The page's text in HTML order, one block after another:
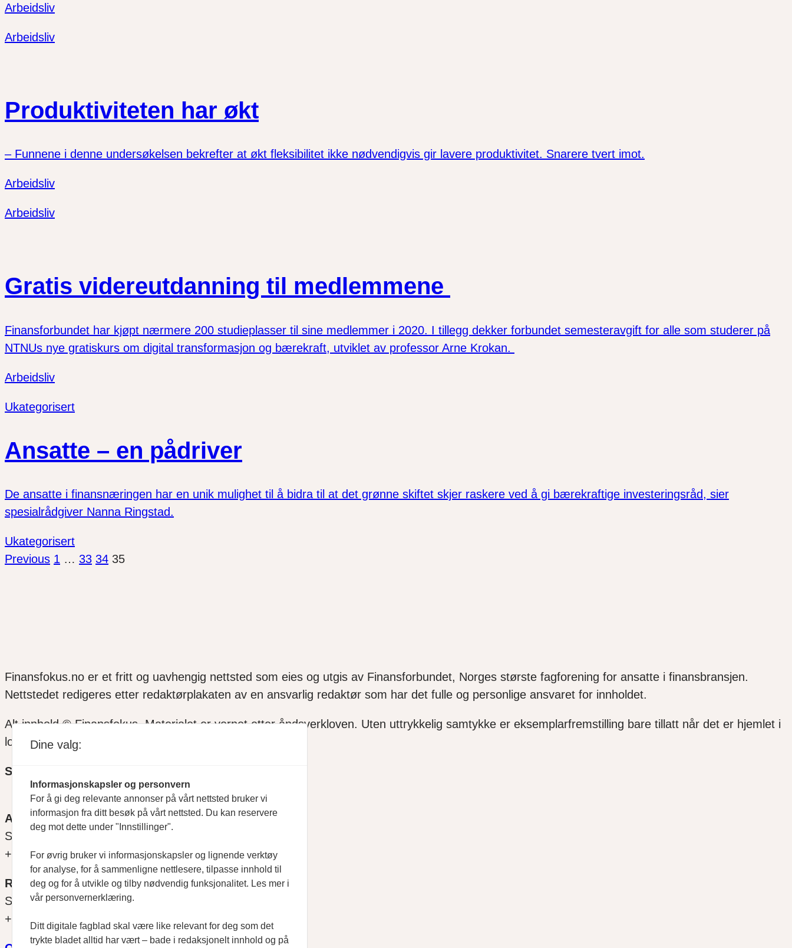
Arbeidsliv
Arbeidsliv
Produktiviteten har økt
– Funnene i denne undersøkelsen bekrefter at økt fleksibilitet ikke nødvendigvis gir lavere produktivitet. Snarere tvert imot.
Arbeidsliv
Arbeidsliv
Gratis videreutdanning til medlemmene
Finansforbundet har kjøpt nærmere 200 studieplasser til sine medlemmer i 2020. I tillegg dekker forbundet semesteravgift for alle som studerer på
NTNUs nye gratiskurs om digital transformasjon og bærekraft, utviklet av professor Arne Krokan.
Arbeidsliv
Ukategorisert
Ansatte – en pådriver
De ansatte i finansnæringen har en unik mulighet til å bidra til at det grønne skiftet skjer raskere ved å gi bærekraftige investeringsråd, sier
spesialrådgiver Nanna Ringstad.
Ukategorisert
Previous 1 … 33 34 35
Finansfokus.no er et fritt og uavhengig nettsted som eies og utgis av Finansforbundet, Norges største fagforening for ansatte i finansbransjen.
Nettstedet redigeres etter redaktørplakaten av en ansvarlig redaktør som har det fulle og personlige ansvaret for innholdet.
Alt innhold © Finansfokus.Materialet er vernet etter åndsverkloven. Uten uttrykkelig samtykke er eksemplarfremstilling bare tillatt når det er hjemlet i
lov eller avtale med Kopinor
SOSIALE MEDIER
ANSVARLIG REDAKTØR
Svein Åge Eriksen
+47 900 79 547
REDAKTØR
Sjur Anda
+47 470 34 460
Dine valg:
Informasjonskapsler og personvern
For å gi deg relevante annonser på vårt nettsted bruker vi
informasjon fra ditt besøk på vårt nettsted. Du kan reservere
deg mot dette under "Innstillinger".
For øvrig bruker vi informasjonskapsler og lignende verktøy
for analyse, for å sammenligne nettlesere, tilpasse innhold til
deg og for å utvikle og tilby nødvendig funksjonalitet. Les mer i
vår personvernerklæring.
Ditt digitale fagblad skal være like relevant for deg som det
trykte bladet alltid har vært – bade i redaksjonelt innhold og på